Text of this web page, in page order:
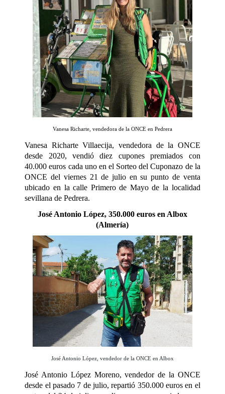
Vanesa Richarte, vendedora de la ONCE en Pedrera
Vanesa Richarte Villaecija, vendedora de la ONCE
desde 2020, vendió diez cupones premiados con
40.000 euros cada uno en el Sorteo delCuponazo de la
ONCE del viernes 21 de julio en su punto de venta
ubicado en la calle Primero de Mayo de la localidad
sevillana de Pedrera.
José Antonio López, 350.000 euros en Albox
(Almería)
José Antonio López, vendedor de la ONCE en Albox
José Antonio López Moreno, vendedor de la ONCE
desde el pasado 7 de julio, repartió 350.000 euros en el